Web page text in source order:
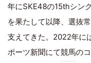
年にSKE48の15thシン
を果たして以降、選抜
支えてきた。2022年に
ポーツ新聞にて競馬の